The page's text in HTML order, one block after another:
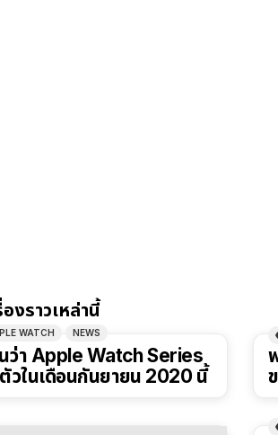
งราวเหล่านี้
WATCH NEWS
ว่า Apple Watch Series
วในเดือนกันยายน 2020 นี้